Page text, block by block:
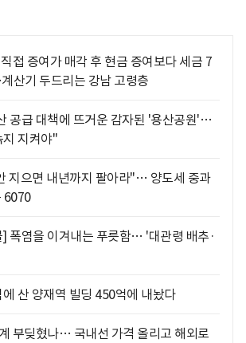
접 증여가 매각 후 현금 증여보다 세금 7
산기 두드리는 강남 고령층
공급 대책에 뜨거운 감자된 '용산공원'…
지 지켜야"
지으면 내년까지 팔아라"… 양도세 중과
6070
] 폭염을 이겨내는 푸릇함… '대관령 배추·
산 양재역 빌딩 450억에 내놨다
부딪혔나… 국내선 가격 올리고 해외로